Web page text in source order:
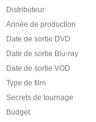
Distributeur
Année de production
Date de sortie DVD
Date de sortie Blu-ray
Date de sortie VOD
Type de film
Secrets de tournage
Budget